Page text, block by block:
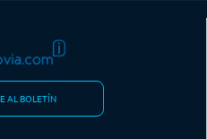
AL BOLETÍN